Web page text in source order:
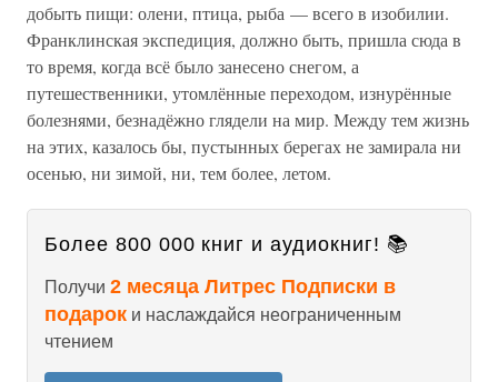
добыть пищи: олени, птица, рыба — всего в изобилии.
Франклинская экспедиция, должно быть, пришла сюда в
то время, когда всё было занесено снегом, а
путешественники, утомлённые переходом, изнурённые
болезнями, безнадёжно глядели на мир. Между тем жизнь
на этих, казалось бы, пустынных берегах не замирала ни
осенью, ни зимой, ни, тем более, летом.
Более 800 000 книг и аудиокниг! 📚
Получи 2 месяца Литрес Подписки в
подарок и наслаждайся неограниченным
чтением